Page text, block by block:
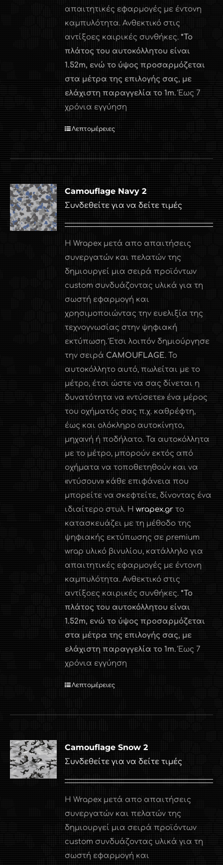
απαιτητικές εφαρμογές με έντονη
καμπυλότητα. Ανθεκτικό στις
αντίξοες καιρικές συνθήκες.*Το
πλάτος του αυτοκόλλητου είναι
1.52m, ενώ το ύψος προσαρμόζεται
στα μέτρα της επιλογής σας, με
ελάχιστη παραγγελία το 1m.Έως 7
χρόνια εγγύηση
Λεπτομέρειες
Camouflage Navy 2
Συνδεθείτε για να δείτε τιμές
Η Wrapex μετά απο απαιτήσεις
συνεργατών και πελατών της
δημιουργεί μια σειρά προϊόντων
custom συνδυάζοντας υλικά για τη
σωστή εφαρμογή και
χρησιμοποιώντας την ευελιξία της
τεχνογνωσίας στην ψηφιακή
εκτύπωση. Έτσι λοιπόν δημιούργησε
την σειρά CAMOUFLAGE. Το
αυτοκόλλητο αυτό, πωλείται με το
μέτρο, έτσι ώστε να σας δίνεται η
δυνατότητα να «ντύσετε» ένα μέρος
του οχήματός σας π.χ. καθρέφτη,
έως και ολόκληρο αυτοκίνητο,
μηχανή ή ποδήλατο. Τα αυτοκόλλητα
με το μέτρο, μπορούν εκτός από
οχήματα να τοποθετηθούν και να
«ντύσουν» κάθε επιφάνεια που
μπορείτε να σκεφτείτε, δίνοντας ένα
ιδιαίτερο στυλ. Ηwrapex.gr το
κατασκευάζει με τη μέθοδο της
ψηφιακής εκτύπωσης σε premium
wrap υλικό βινυλίου, κατάλληλο για
απαιτητικές εφαρμογές με έντονη
καμπυλότητα. Ανθεκτικό στις
αντίξοες καιρικές συνθήκες.*Το
πλάτος του αυτοκόλλητου είναι
1.52m, ενώ το ύψος προσαρμόζεται
στα μέτρα της επιλογής σας, με
ελάχιστη παραγγελία το 1m.Έως 7
χρόνια εγγύηση
Λεπτομέρειες
Camouflage Snow 2
Συνδεθείτε για να δείτε τιμές
Η Wrapex μετά απο απαιτήσεις
συνεργατών και πελατών της
δημιουργεί μια σειρά προϊόντων
custom συνδυάζοντας υλικά για τη
σωστή εφαρμογή και